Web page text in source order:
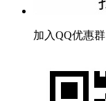
加入QQ优惠群